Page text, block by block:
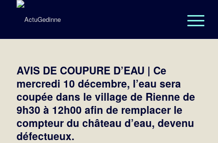
AVIS DE COUPURE D’EAU | Ce
mercredi 10 décembre, l’eau sera
coupée dans le village de Rienne de
9h30 à 12h00 afin de remplacer le
compteur du château d’eau, devenu
défectueux.